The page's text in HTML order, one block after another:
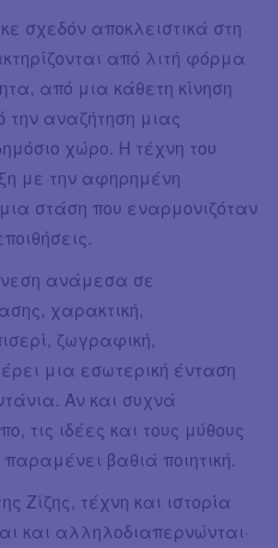
σχεδόν αποκλειστικά στη
από λιτή φόρμα
από μια κάθετη κίνηση
την αναζήτηση μιας
χώρο. Η τέχνη του
με την αφηρημένη
στάση που εναρμονιζόταν
ανάμεσα σε
χαρακτική,
ζωγραφική,
μια εσωτερική ένταση
Αν και συχνά
τις ιδέες και τους μύθους
βαθιά ποιητική.
Ζίζης, τέχνη και ιστορία
και αλληλοδιαπερνώνται·